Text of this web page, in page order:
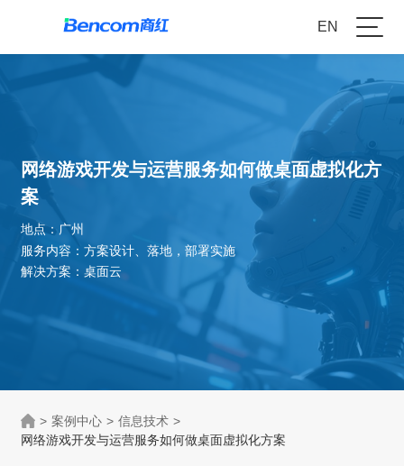
EN
网络游戏开发与运营服务如何做桌面虚拟化方
案
地点：广州
服务内容：方案设计、落地，部署实施
解决方案：桌面云
> 案例中心 > 信息技术 >
网络游戏开发与运营服务如何做桌面虚拟化方案